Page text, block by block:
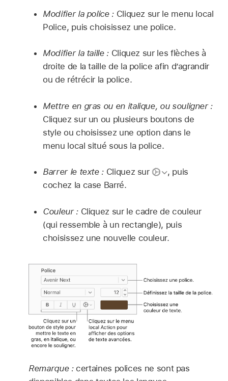
Modifier la police : Cliquez sur le menu local
Police, puis choisissez une police.
Modifier la taille : Cliquez sur les flèches à
droite de la taille de la police afin d’agrandir
ou de rétrécir la police.
Mettre en gras ou en italique, ou souligner :
Cliquez sur un ou plusieurs boutons de
style ou choisissez une option dans le
menu local situé sous la police.
Barrer le texte : Cliquez sur , puis
cochez la case Barré.
Couleur : Cliquez sur le cadre de couleur
(qui ressemble à un rectangle), puis
choisissez une nouvelle couleur.
Remarque : certaines polices ne sont pas